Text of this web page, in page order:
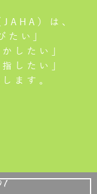
）は、
たい」
したい」
したい」
ます。